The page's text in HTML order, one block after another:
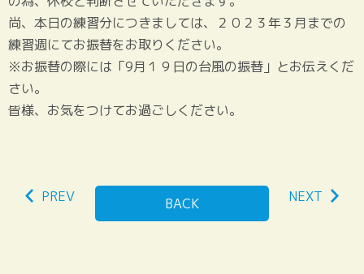
尚、本日の練習分につきましては、２０２３年３月までの
練習週にてお振替をお取りください。
※お振替の際には「9月１９日の台風の振替」とお伝えくだ
さい。
皆様、お気をつけてお過ごしください。
PREV BACK NEXT